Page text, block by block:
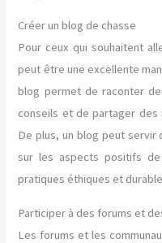
Créer un blog de chasse
Pour ceux qui souhaitent
peut être une excellente
blog permet de raconter
conseils et de partager
De plus, un blog peut
sur les aspects positifs
pratiques éthiques et
Participer à des forums et
Les forums et les